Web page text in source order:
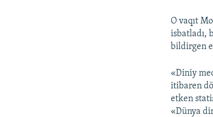
O vaqıt
isbatladı,
bildirgen
«Diniy
itibaren
etken
«Dünya